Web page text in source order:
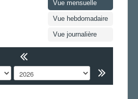
Vue mensuelle
Vue hebdomadaire
Vue journalière